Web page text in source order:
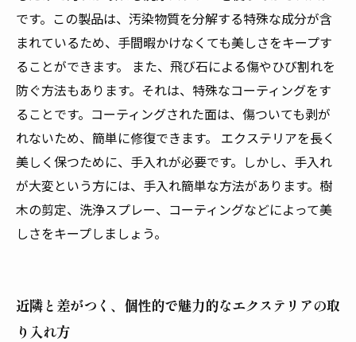
です。この製品は、汚染物質を分解する特殊な成分が含
まれているため、手間暇かけなくても美しさをキープす
ることができます。 また、飛び石による傷やひび割れを
防ぐ方法もあります。それは、特殊なコーティングをす
ることです。コーティングされた面は、傷ついても剥が
れないため、簡単に修復できます。 エクステリアを長く
美しく保つために、手入れが必要です。しかし、手入れ
が大変という方には、手入れ簡単な方法があります。樹
木の剪定、洗浄スプレー、コーティングなどによって美
しさをキープしましょう。
近隣と差がつく、個性的で魅力的なエクステリアの取
り入れ方